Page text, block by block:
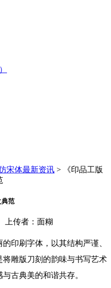
宋体最新资讯 >
《印品工版
典范
上传者：面糊
印刷字体，以其结构严谨、
雕版刀刻的韵味与书写艺术
古典美的和谐共存。